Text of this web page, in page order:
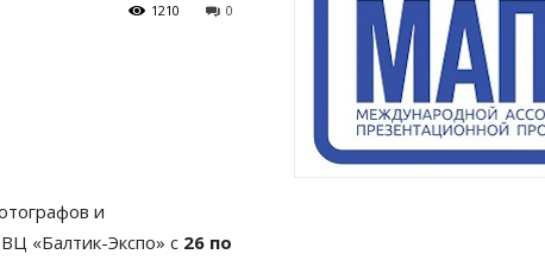
0
1210
и
«Балтик-Экспо» с 26 по